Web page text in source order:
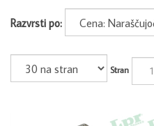
Razvrsti po:
Stran